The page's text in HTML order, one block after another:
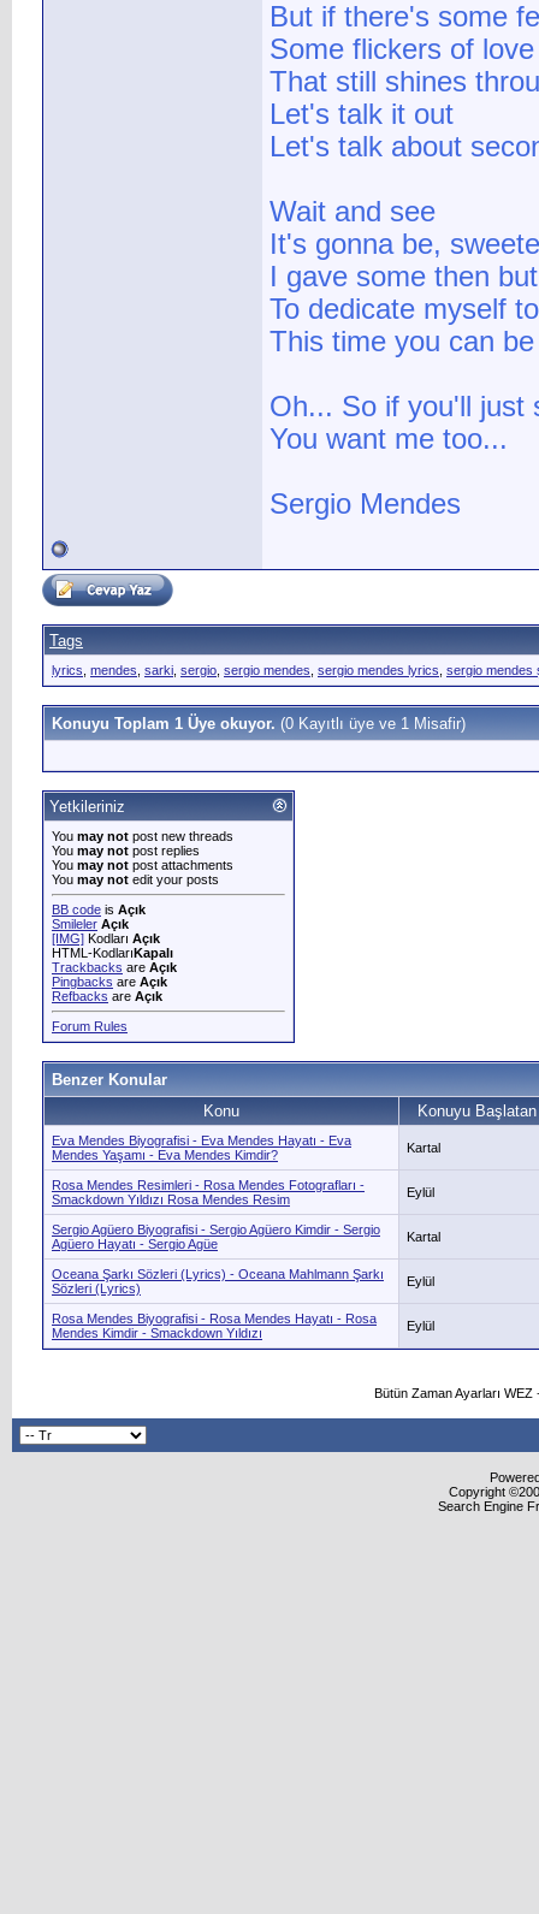
But if there's some
Some flickers of love
That still shines
Let's talk it out
Let's talk about
Wait and see
It's gonna be,
I gave some then
To dedicate myself
This time you can
Oh... So if you'll just
You want me too...
Sergio Mendes
Tags
lyrics mendes sarki sergio sergio mendes sergio mendes lyrics sergio mendes
Konuyu Toplam 1 Üye okuyor. (0 Kayıtlı üye ve 1 Misafir)
Yetkileriniz
You may not post new threads
You may not post replies
You may not post attachments
You may not edit your posts
BB code is Açık
Smileler Açık
[IMG] Kodları Açık
HTML-KodlarıKapalı
Trackbacks are Açık
Pingbacks are Açık
Refbacks are Açık
Forum Rules
Benzer Konular
Konu
Konuyu Başlatan
Eva Mendes Biyografisi - Eva Mendes Hayatı - Eva
Mendes Yaşamı - Eva Mendes Kimdir?
Kartal
Rosa Mendes Resimleri - Rosa Mendes Fotografları -
Smackdown Yıldızı Rosa Mendes Resim
Eylül
Sergio Agüero Biyografisi - Sergio Agüero Kimdir - Sergio
Agüero Hayatı - Sergio Agüe
Kartal
Oceana Şarkı Sözleri (Lyrics) - Oceana Mahlmann Şarkı
Sözleri (Lyrics)
Eylül
Rosa Mendes Biyografisi - Rosa Mendes Hayatı - Rosa
Mendes Kimdir - Smackdown Yıldızı
Eylül
Bütün Zaman Ayarları
Copyright
Search Engine